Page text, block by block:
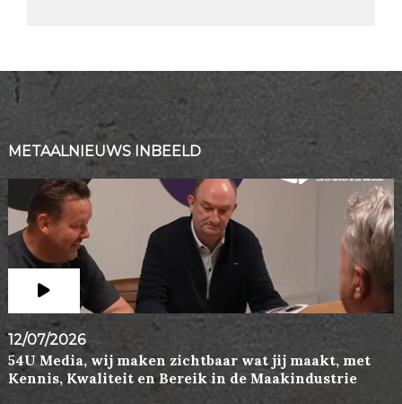
METAALNIEUWS INBEELD
12/07/2026
54U Media, wij maken zichtbaar wat jij maakt, met
Kennis, Kwaliteit en Bereik in de Maakindustrie